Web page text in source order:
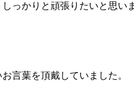
っかりと頑張りたいと思い
言葉を頂戴していました。